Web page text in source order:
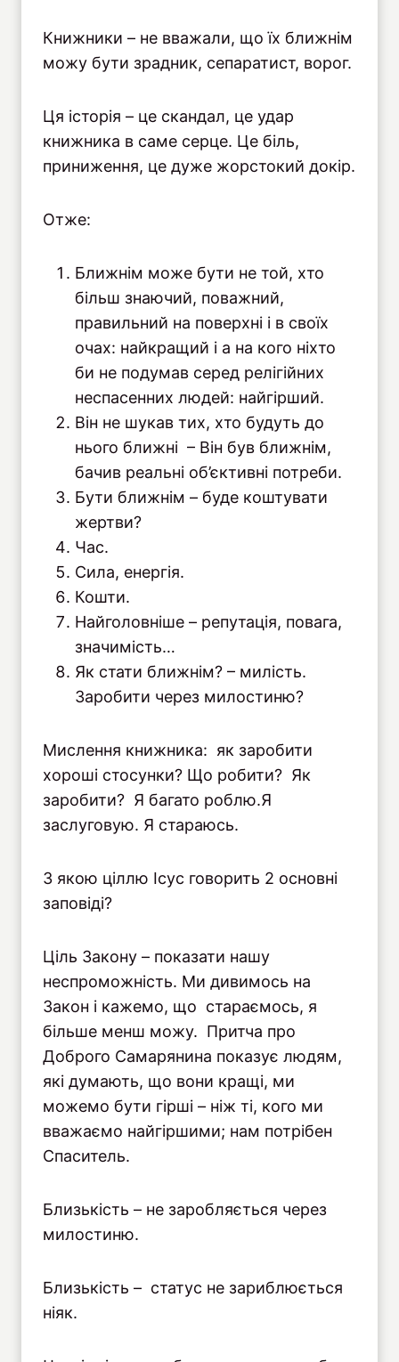
Книжники – не вважали, що їх ближнім
можу бути зрадник, сепаратист, ворог.
Ця історія – це скандал, це удар
книжника в саме серце. Це біль,
приниження, це дуже жорстокий докір.
Отже:
Ближнім може бути не той, хто
більш знаючий, поважний,
правильний на поверхні і в своїх
очах: найкращий і а на кого ніхто
би не подумав серед релігійних
неспасенних людей: найгірший.
Він не шукав тих, хто будуть до
нього ближні – Він був ближнім,
бачив реальні об’єктивні потреби.
Бути ближнім – буде коштувати
жертви?
Час.
Сила, енергія.
Кошти.
Найголовніше – репутація, повага,
значимість…
Як стати ближнім? – милість.
Заробити через милостиню?
Мислення книжника: як заробити
хороші стосунки? Що робити? Як
заробити? Я багато роблю.Я
заслуговую. Я стараюсь.
З якою ціллю Ісус говорить 2 основні
заповіді?
Ціль Закону – показати нашу
неспроможність. Ми дивимось на
Закон і кажемо, що стараємось, я
більше менш можу. Притча про
Доброго Самарянина показує людям,
які думають, що вони кращі, ми
можемо бути гірші – ніж ті, кого ми
вважаємо найгіршими; нам потрібен
Спаситель.
Близькість – не заробляється через
милостиню.
Близькість – статус не зариблюється
ніяк.